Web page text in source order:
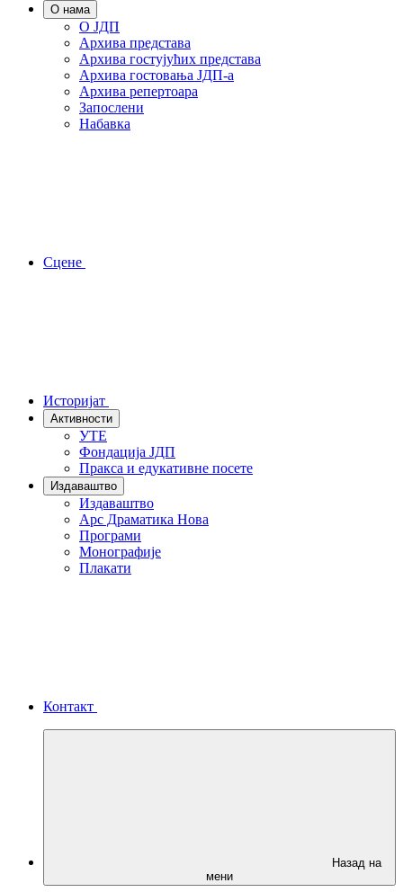
О нама
О ЈДП
Архива представа
Архива гостујућих представа
Архива гостовања ЈДП-а
Архива репертоара
Запослени
Набавка
Сцене
Историјат
Активности
УТЕ
Фондација ЈДП
Пракса и едукативне посете
Издаваштво
Издаваштво
Арс Драматика Нова
Програми
Монографије
Плакати
Контакт
Назад на
мени